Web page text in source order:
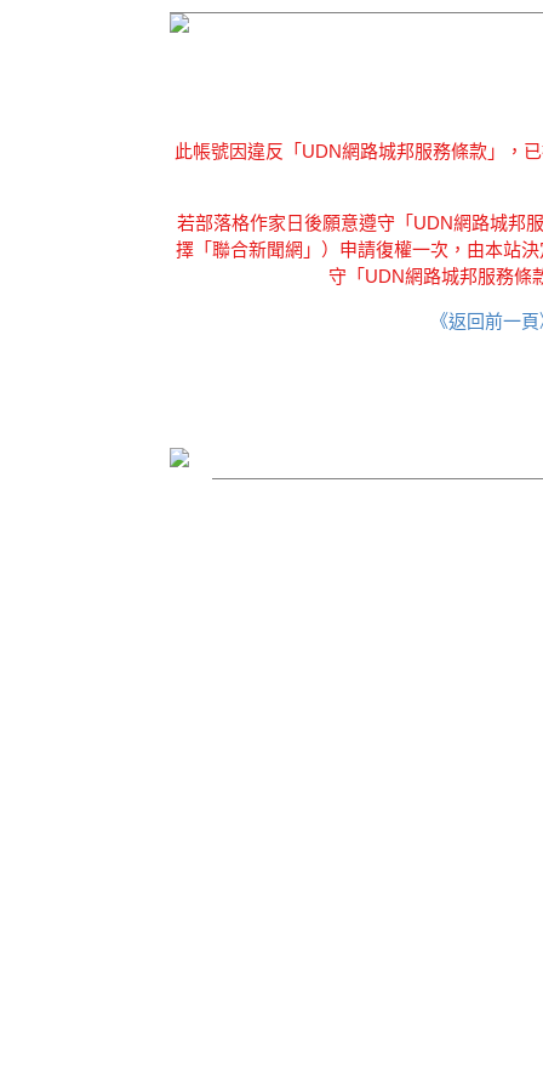
此帳號因違反「UDN網路城邦服務條款」，
若部落格作家日後願意遵守「UDN網路城邦
擇「聯合新聞網」）申請復權一次，由本站
守「UDN網路城邦服務條
《返回前一